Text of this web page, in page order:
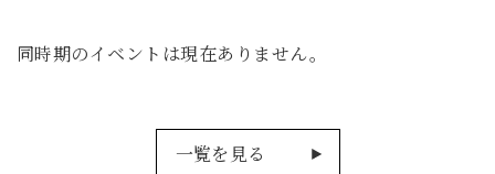
同時期のイベントは現在ありません。
一覧を見る